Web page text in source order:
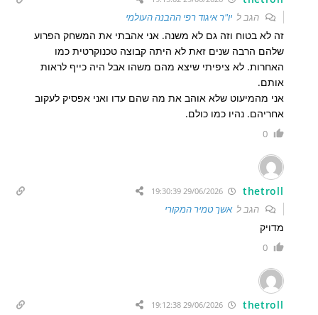
הגב ליו"ר איגוד רפי ההבנה העולמי
זה לא בטוח וזה גם לא משנה. אני אהבתי את המשחק הפרוע
שלהם הרבה שנים זאת לא היתה קבוצה טכנוקרטית כמו
האחרות. לא ציפיתי שיצא מהם משהו אבל היה כייף לראות
אותם.
אני מהמיעוט שלא אוהב את מה שהם עדו ואני אפסיק לעקוב
אחריהם. נהיו כמו כולם.
0
thetroll
29/06/2026 19:30:39
הגב לאשך טמיר המקורי
מדויק
0
thetroll
29/06/2026 19:12:38